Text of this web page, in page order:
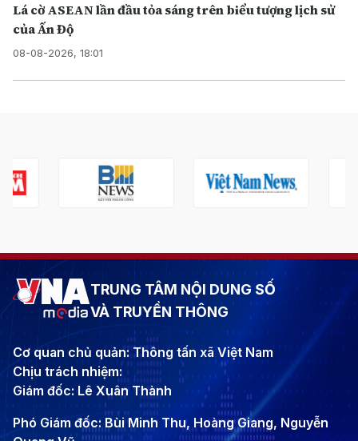
Lá cờ ASEAN lần đầu tỏa sáng trên biểu tượng lịch sử
của Ấn Độ
08-08-2026, 18:01
TRUNG TÂM NỘI DUNG SỐ
VÀ TRUYỀN THÔNG
Cơ quan chủ quản: Thông tấn xã Việt Nam
Chịu trách nhiệm:
Giám đốc: Lê Xuân Thành
Phó Giám đốc: Bùi Minh Thu, Hoàng Giang, Nguyễn